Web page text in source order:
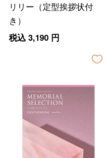
リリー（定型挨拶状付
き）
税込 3,190円